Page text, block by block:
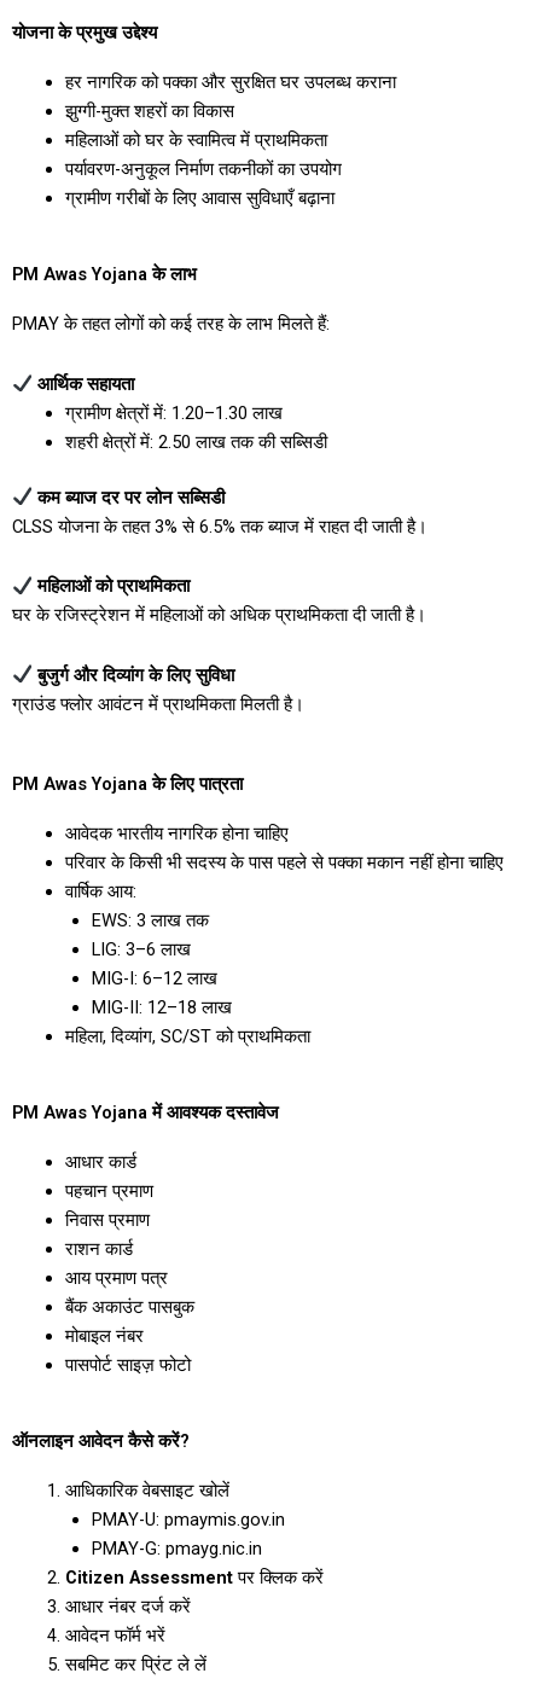
योजना के प्रमुख उद्देश्य
हर नागरिक को पक्का और सुरक्षित घर उपलब्ध कराना
झुग्गी-मुक्त शहरों का विकास
महिलाओं को घर के स्वामित्व में प्राथमिकता
पर्यावरण-अनुकूल निर्माण तकनीकों का उपयोग
ग्रामीण गरीबों के लिए आवास सुविधाएँ बढ़ाना
PM Awas Yojana के लाभ
PMAY के तहत लोगों को कई तरह के लाभ मिलते हैं:
आर्थिक सहायता
ग्रामीण क्षेत्रों में: ₹1.20–₹1.30 लाख
शहरी क्षेत्रों में: ₹2.50 लाख तक की सब्सिडी
कम ब्याज दर पर लोन सब्सिडी
CLSS योजना के तहत 3% से 6.5% तक ब्याज में राहत दी जाती है।
महिलाओं को प्राथमिकता
घर के रजिस्ट्रेशन में महिलाओं को अधिक प्राथमिकता दी जाती है।
बुजुर्ग और दिव्यांग के लिए सुविधा
ग्राउंड फ्लोर आवंटन में प्राथमिकता मिलती है।
PM Awas Yojana के लिए पात्रता
आवेदक भारतीय नागरिक होना चाहिए
परिवार के किसी भी सदस्य के पास पहले से पक्का मकान नहीं होना चाहिए
वार्षिक आय:
EWS: ₹3 लाख तक
LIG: ₹3–6 लाख
MIG-I: ₹6–12 लाख
MIG-II: ₹12–18 लाख
महिला, दिव्यांग, SC/ST को प्राथमिकता
PM Awas Yojana में आवश्यक दस्तावेज
आधार कार्ड
पहचान प्रमाण
निवास प्रमाण
राशन कार्ड
आय प्रमाण पत्र
बैंक अकाउंट पासबुक
मोबाइल नंबर
पासपोर्ट साइज़ फोटो
ऑनलाइन आवेदन कैसे करें?
आधिकारिक वेबसाइट खोलें
PMAY-U: pmaymis.gov.in
PMAY-G: pmayg.nic.in
Citizen Assessmentपर क्लिक करें
आधार नंबर दर्ज करें
आवेदन फॉर्म भरें
सबमिट कर प्रिंट ले लें